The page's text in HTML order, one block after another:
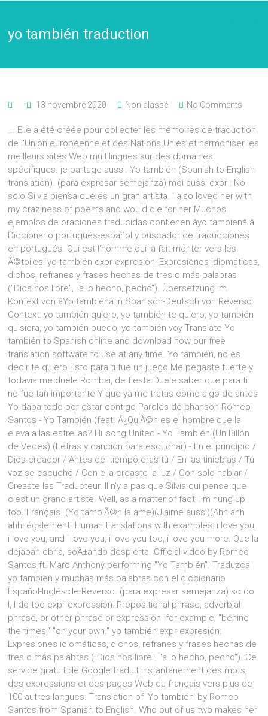
yo también traduction
13 novembre 2020 Non classé No Comments
... Elle a été créée pour collecter les mémoires de traduction
de l'Union européenne et des Nations Unies et harmoniser les
meilleurs sites Web multilingues sur des domaines
spécifiques. je partage aussi. Yo también (Spanish to English
translation). (para expresar semejanza) moi aussi expr : No
solo Silvia piensa que es un gran artista. I also loved her with
my craziness of poems and would die for her Muchos
ejemplos de oraciones traducidas contienen âyo tambienâ â
Diccionario portugués-español y buscador de traducciones
en portugués. Qui est l'homme qui la fait monter vers les
Ã©toiles! yo también expr expresión: Expresiones idiomáticas,
dichos, refranes y frases hechas de tres o más palabras
("Dios nos libre", "a lo hecho, pecho"). Übersetzung im
Kontext von âYo tambiénâ in Spanisch-Deutsch von Reverso
Context: yo también quiero, yo también te quiero, yo también
quisiera, yo también puedo, yo también voy Translate Yo
también to Spanish online and download now our free
translation software to use at any time. Yo también, no es
decir te quiero Esto para ti fue un juego Me pegaste fuerte y
todavia me duele Rombai, de fiesta Duele saber que para ti
no fue tan importante Y que ya me tratas como algo de antes
Yo daba todo por estar contigo Paroles de chanson Romeo
Santos - Yo También (feat. Â¿QuiÃ©n es el hombre que la
eleva a las estrellas? Hillsong United - Yo También (Un Billón
de Veces) (Letras y canción para escuchar) - En el principio /
Dios creador / Antes del tiempo eras tú / En las tinieblas / Tu
voz se escuchó / Con ella creaste la luz / Con solo hablar /
Creaste las Traducteur. Il n'y a pas que Silvia qui pense que
c'est un grand artiste. Well, as a matter of fact, I'm hung up
too. Français. (Yo tambiÃ©n la ame)(J'aime aussi)(Ahh ahh
ahh! également. Human translations with examples: i love you,
i love you, and i love you, i love you too, i love you more. Que la
dejaban ebria, soÃ±ando despierta. Official video by Romeo
Santos ft. Marc Anthony performing "Yo También". Traduzca
yo tambien y muchas más palabras con el diccionario
Español-Inglés de Reverso. (para expresar semejanza) so do
I, I do too expr expression: Prepositional phrase, adverbial
phrase, or other phrase or expression--for example, "behind
the times," "on your own." yo también expr expresión:
Expresiones idiomáticas, dichos, refranes y frases hechas de
tres o más palabras ("Dios nos libre", "a lo hecho, pecho"). Ce
service gratuit de Google traduit instantanément des mots,
des expressions et des pages Web du français vers plus de
100 autres langues. Translation of 'Yo también' by Romeo
Santos from Spanish to English. Who out of us two makes her